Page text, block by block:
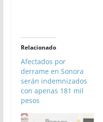
Relacionado
Afectados por
derrame en Sonora
serán indemnizados
con apenas 181 mil
pesos